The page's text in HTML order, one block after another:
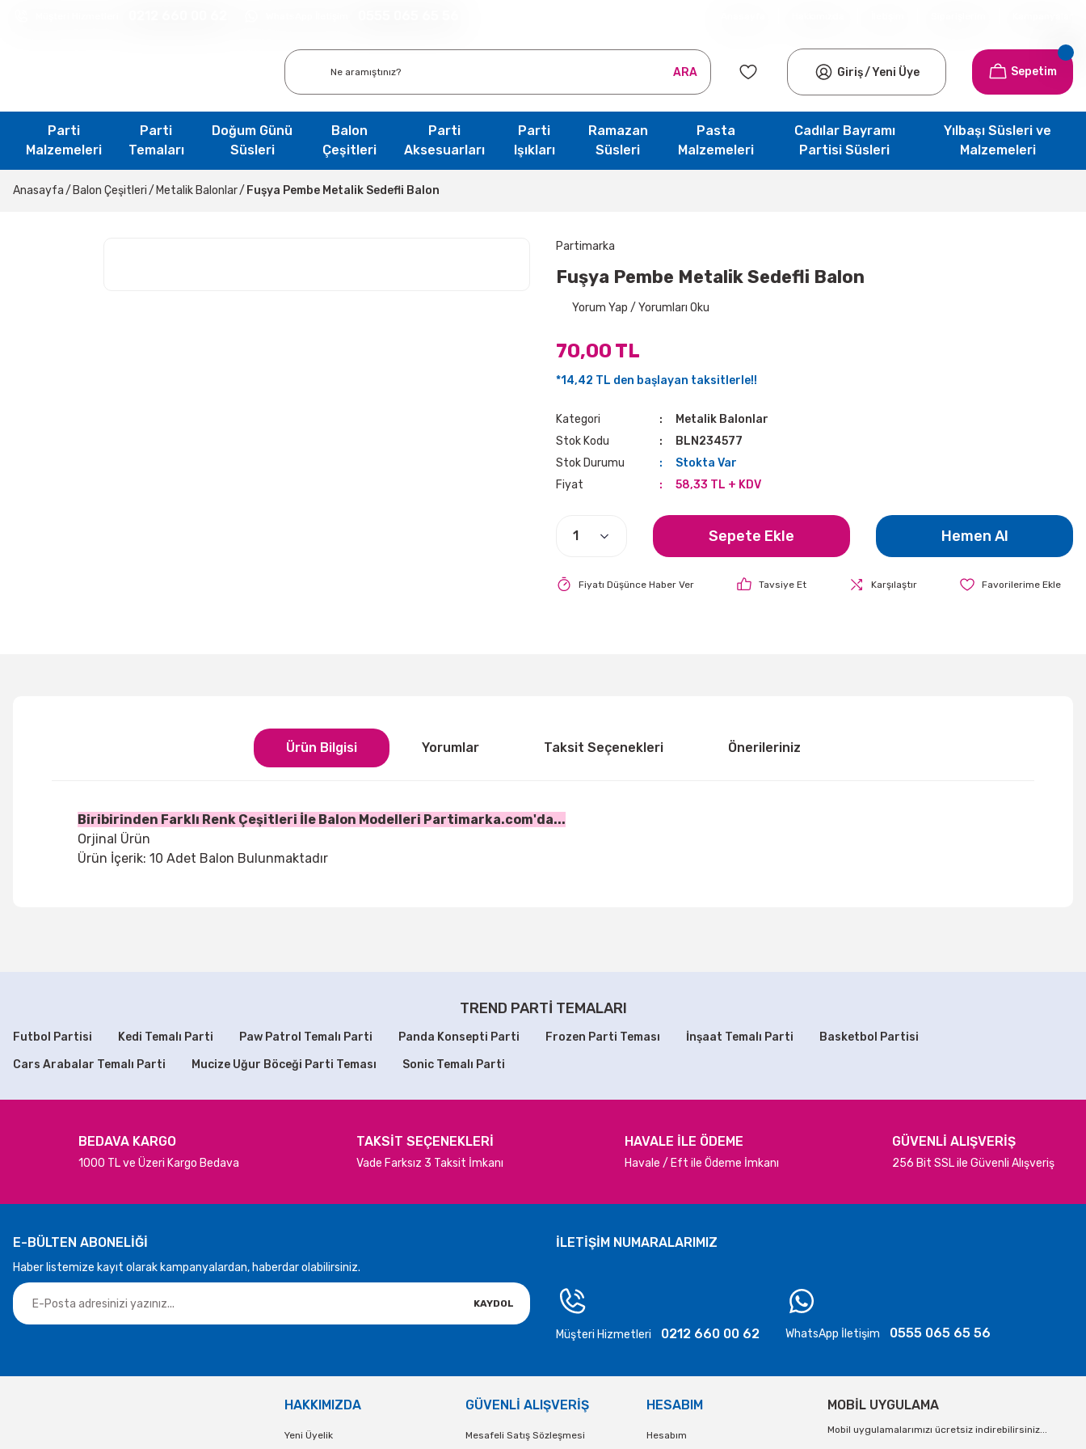
ARA Giriş/Yeni Üye Sepetim
Parti
Malzemeleri
Parti
Temaları
Doğum Günü
Süsleri
Balon
Çeşitleri
Parti
Aksesuarları
Parti
Işıkları
Ramazan
Süsleri
Pasta
Malzemeleri
Cadılar Bayramı
Partisi Süsleri
Yılbaşı Süsleri ve
Malzemeleri
Anasayfa Balon Çeşitleri Metalik Balonlar Fuşya Pembe Metalik Sedefli Balon
Partimarka
Fuşya Pembe Metalik Sedefli Balon
Yorum Yap / Yorumları Oku
70,00 TL
*14,42 TL den başlayan taksitlerle!!
Kategori
Metalik Balonlar
Stok Kodu
BLN234577
Stok Durumu
Stokta Var
Fiyat
58,33 TL + KDV
Sepete Ekle Hemen Al
Fiyatı Düşünce Haber Ver Tavsiye Et Karşılaştır
Ürün Bilgisi Yorumlar Taksit Seçenekleri Önerileriniz
Biribirinden Farklı Renk Çeşitleri İle Balon Modelleri Partimarka.com'da...
Orjinal Ürün
Ürün İçerik: 10 Adet Balon Bulunmaktadır
Yorum Yaz
Bu ürüne benzer farklı alternatifler olmalı.
TREND PARTİ TEMALARI
Futbol Partisi Kedi Temalı Parti Paw Patrol Temalı Parti Panda Konsepti Parti Frozen Parti Teması İnşaat Temalı Parti
Basketbol Partisi
Cars Arabalar Temalı Parti
Mucize Uğur Böceği Parti Teması Sonic Temalı Parti
BEDAVA KARGO
1000 TL ve Üzeri Kargo Bedava
TAKSİT SEÇENEKLERİ
Vade Farksız 3 Taksit İmkanı
HAVALE İLE ÖDEME
Havale / Eft ile Ödeme İmkanı
GÜVENLİ ALIŞVERİŞ
256 Bit SSL ile Güvenli Alışveriş
E-BÜLTEN ABONELİĞİ
Haber listemize kayıt olarak kampanyalardan, haberdar olabilirsiniz.
KAYDOL
İLETİŞİM NUMARALARIMIZ
Müşteri Hizmetleri 0212 660 00 62 WhatsApp İletişim 0555 065 65 56
HAKKIMIZDA
Yeni Üyelik
GÜVENLİ ALIŞVERİŞ
Mesafeli Satış Sözleşmesi
HESABIM
Hesabım
MOBİL UYGULAMA
Mobil uygulamalarımızı ücretsiz indirebilirsiniz...